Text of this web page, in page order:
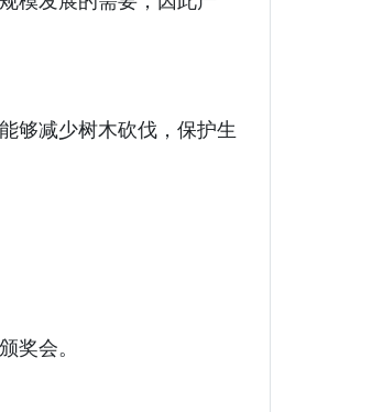
够减少树木砍伐，保护生
奖会。